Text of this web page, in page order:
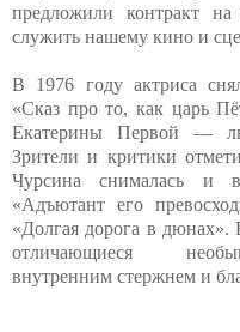
предложили контракт
служить нашему кино и
В 1976 году актриса
«Сказ про то, как царь
Екатерины Первой —
Зрители и критики
Чурсина снималась и
«Адъютант его
«Долгая дорога в
отличающиеся
внутренним стержнем и